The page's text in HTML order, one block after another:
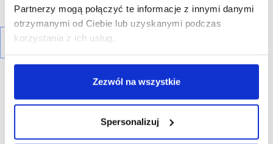
Partnerzy mogą połączyć te informacje z innymi danymi
otrzymanymi od Ciebie lub uzyskanymi podczas
korzystania z ich usług.
Zezwól na wszystkie
Spersonalizuj